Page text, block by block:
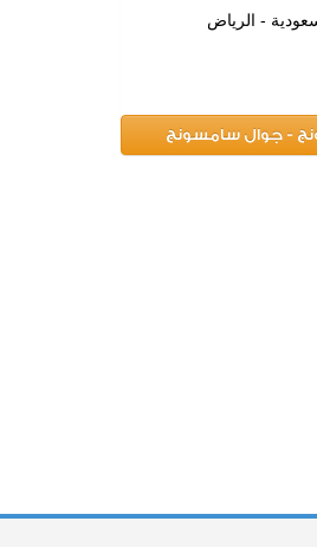
- الرياض
- جوال سامسونج